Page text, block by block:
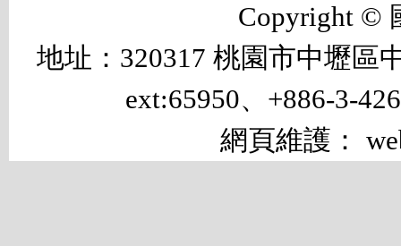
Copyright ©
地址：320317 桃園市中壢區
ext:65950、+886-3-
網頁維護：